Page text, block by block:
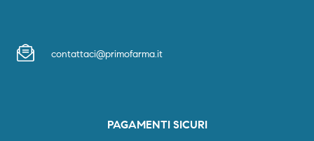
contattaci@primofarma.it
PAGAMENTI SICURI